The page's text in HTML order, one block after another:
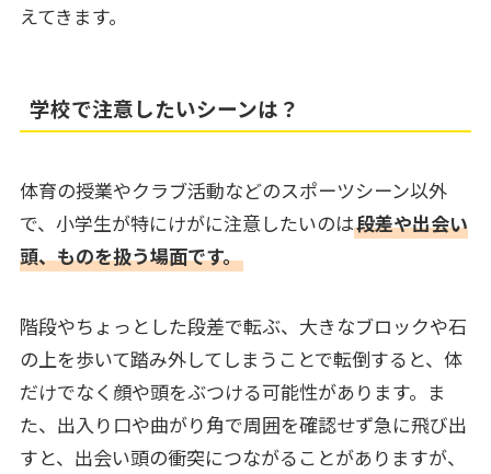
えてきます。
学校で注意したいシーンは？
体育の授業やクラブ活動などのスポーツシーン以外
で、小学生が特にけがに注意したいのは段差や出会い
頭、ものを扱う場面です。
階段やちょっとした段差で転ぶ、大きなブロックや石
の上を歩いて踏み外してしまうことで転倒すると、体
だけでなく顔や頭をぶつける可能性があります。ま
た、出入り口や曲がり角で周囲を確認せず急に飛び出
すと、出会い頭の衝突につながることがありますが、